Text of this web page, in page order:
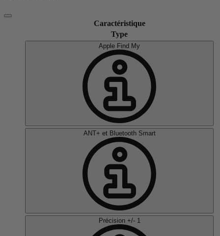
Caractéristique
Type
Apple Find My
ANT+ et Bluetooth Smart
Précision +/- 1